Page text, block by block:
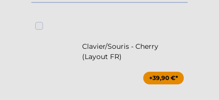
Clavier/Souris - Cherry
(Layout FR)
+39,90 €*